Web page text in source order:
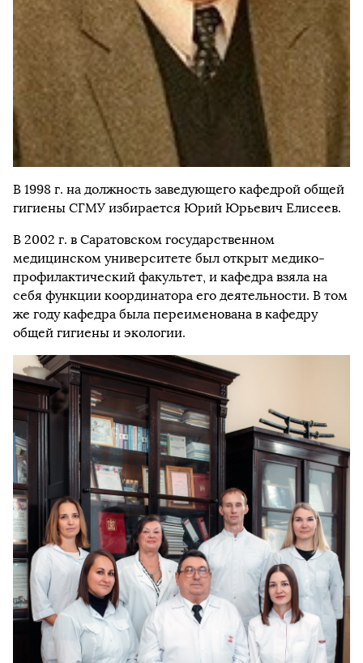
В 1998 г. на должность заведующего кафедрой общей
гигиены СГМУ избирается Юрий Юрьевич Елисеев.
В 2002 г. в Саратовском государственном
медицинском университете был открыт медико-
профилактический факультет, и кафедра взяла на
себя функции координатора его деятельности. В том
же году кафедра была переименована в кафедру
общей гигиены и экологии.